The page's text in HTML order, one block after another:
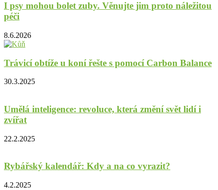
I psy mohou bolet zuby. Věnujte jim proto náležitou
péči
8.6.2026
Trávicí obtíže u koní řešte s pomocí Carbon Balance
30.3.2025
Umělá inteligence: revoluce, která změní svět lidí i
zvířat
22.2.2025
Rybářský kalendář: Kdy a na co vyrazit?
4.2.2025